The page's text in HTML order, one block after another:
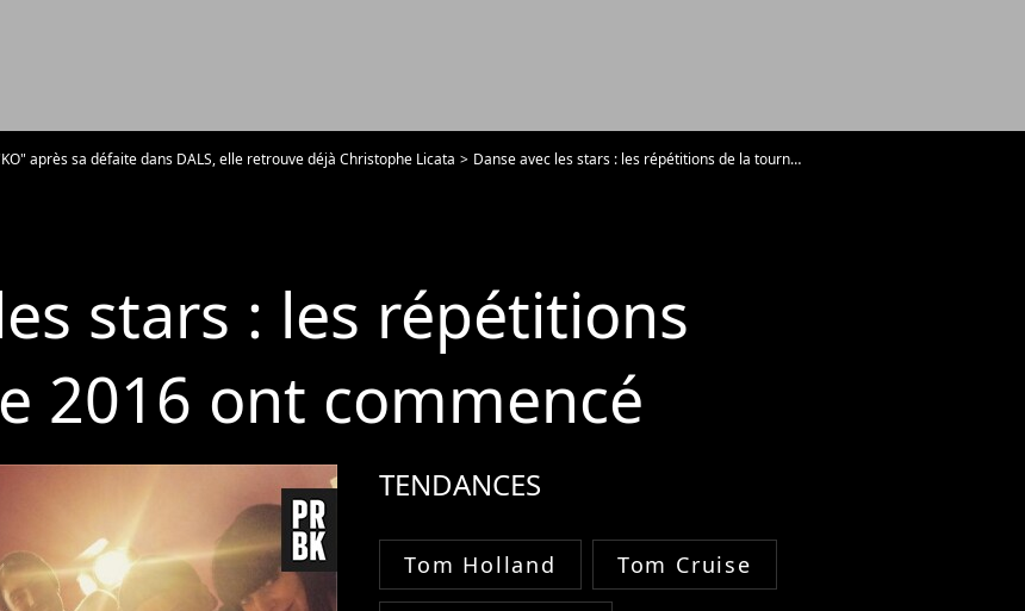
après sa défaite dans DALS, elle retrouve déjà Christophe Licata Danse avec les stars : les répétitions de la tournée 2016 ont commencé - Photo
stars : les répétitions
2016 ont commencé
TENDANCES
Tom Holland Tom Cruise